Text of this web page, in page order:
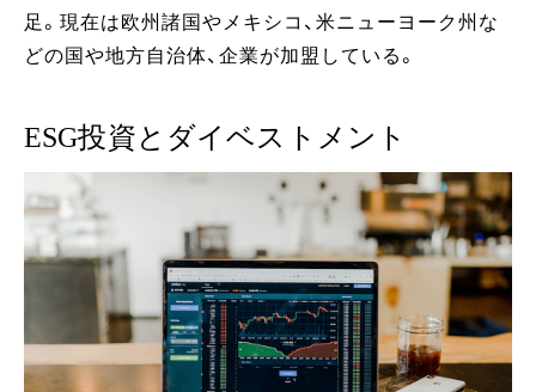
足。現在は欧州諸国やメキシコ、米ニューヨーク州な
どの国や地方自治体、企業が加盟している。
ESG投資とダイベストメント